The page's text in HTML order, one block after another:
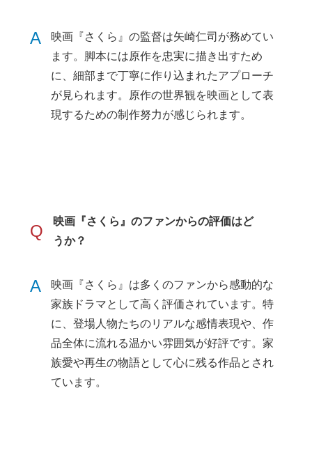
A
映画『さくら』の監督は矢崎仁司が務めてい
ます。脚本には原作を忠実に描き出すため
に、細部まで丁寧に作り込まれたアプローチ
が見られます。原作の世界観を映画として表
現するための制作努力が感じられます。
Q
映画『さくら』のファンからの評価はど
うか？
A
映画『さくら』は多くのファンから感動的な
家族ドラマとして高く評価されています。特
に、登場人物たちのリアルな感情表現や、作
品全体に流れる温かい雰囲気が好評です。家
族愛や再生の物語として心に残る作品とされ
ています。